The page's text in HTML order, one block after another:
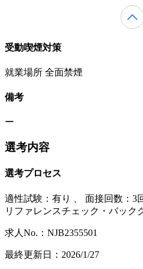
受動喫煙対策
就業場所 全面禁煙
備考
ー
選考内容
選考プロセス
適性試験： 有り
面接回数：3
リファレンスチェック・バック
求人No.：NJB2355501
最終更新日：2026/1/27